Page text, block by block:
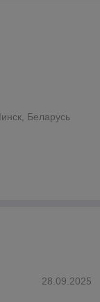
Беларусь
28.09.2025